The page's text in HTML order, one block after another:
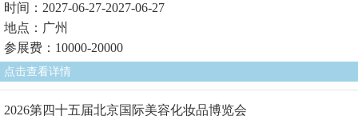
时间：2027-06-27-2027-06-27
地点：广州
参展费：10000-20000
点击查看详情
2026第四十五届北京国际美容化妆品博览会